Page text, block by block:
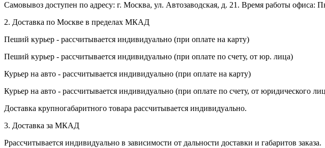
8 июля, День Семьи Любви и
Верности
июля)
День ВМФ (последнее воскресенье
28 июля, День Крещения Руси
2 августа, День ВДВ
Самовывоз доступен по адресу: г. Москва, ул. Автозаводская, д. 21. Время работы офиса:
2. Доставка по Москве в пределах МКАД
Пеший курьер - рассчитывается индивидуально (при оплате на карту)
Пеший курьер - рассчитывается индивидуально (при оплате по счету, от юр. лица)
Курьер на авто - рассчитывается индивидуально (при оплате на карту)
Курьер на авто - рассчитывается индивидуально (при оплате по счету, от юридического
Доставка крупногабаритного товара рассчитывается индивидуально.
3. Доставка за МКАД
Ррассчитывается индивидуально в зависимости от дальности доставки и габаритов заказа.